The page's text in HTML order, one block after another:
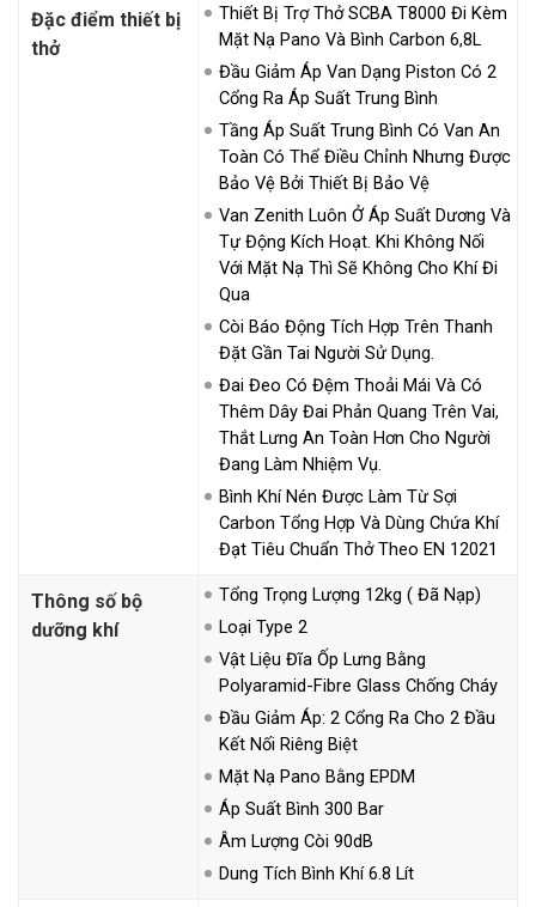
Đặc điểm thiết bị
thở
Thiết Bị Trợ Thở SCBA T8000 Đi Kèm
Mặt Nạ Pano Và Bình Carbon 6,8L
Đầu Giảm Áp Van Dạng Piston Có 2
Cổng Ra Áp Suất Trung Bình
Tầng Áp Suất Trung Bình Có Van An
Toàn Có Thể Điều Chỉnh Nhưng Được
Bảo Vệ Bởi Thiết Bị Bảo Vệ
Van Zenith Luôn Ở Áp Suất Dương Và
Tự Động Kích Hoạt. Khi Không Nối
Với Mặt Nạ Thì Sẽ Không Cho Khí Đi
Qua
Còi Báo Động Tích Hợp Trên Thanh
Đặt Gần Tai Người Sử Dụng.
Đai Đeo Có Đệm Thoải Mái Và Có
Thêm Dây Đai Phản Quang Trên Vai,
Thắt Lưng An Toàn Hơn Cho Người
Đang Làm Nhiệm Vụ.
Bình Khí Nén Được Làm Từ Sợi
Carbon Tổng Hợp Và Dùng Chứa Khí
Đạt Tiêu Chuẩn Thở Theo EN 12021
Thông số bộ
dưỡng khí
Tổng Trọng Lượng 12kg ( Đã Nạp)
Loại Type 2
Vật Liệu Đĩa Ốp Lưng Bằng
Polyaramid-Fibre Glass Chống Cháy
Đầu Giảm Áp: 2 Cổng Ra Cho 2 Đầu
Kết Nối Riêng Biệt
Mặt Nạ Pano Bằng EPDM
Áp Suất Bình 300 Bar
Âm Lượng Còi 90dB
Dung Tích Bình Khí 6.8 Lít